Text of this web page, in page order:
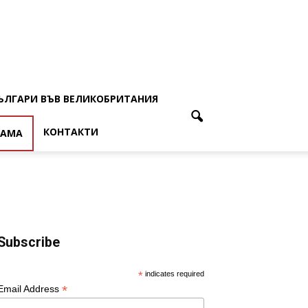
ВЪВ ВЕЛИКОБРИТАНИЯ
КОНТАКТИ
* indicates required
Address *